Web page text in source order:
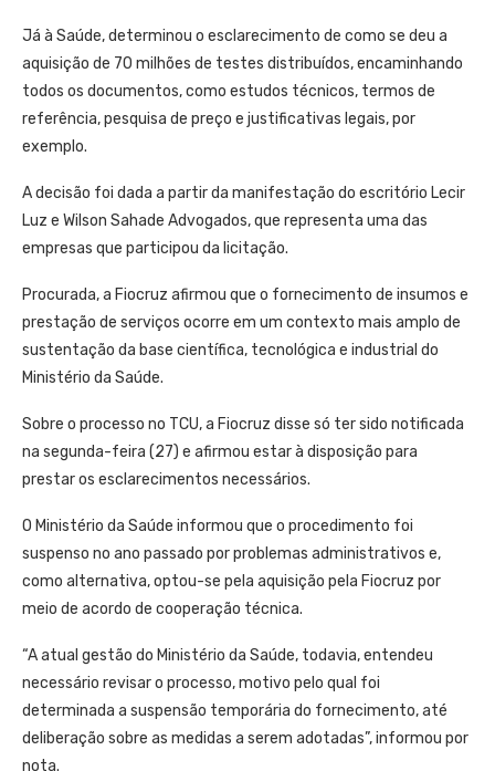
Já à Saúde, determinou o esclarecimento de como se deu a
aquisição de 70 milhões de testes distribuídos, encaminhando
todos os documentos, como estudos técnicos, termos de
referência, pesquisa de preço e justificativas legais, por
exemplo.
A decisão foi dada a partir da manifestação do escritório Lecir
Luz e Wilson Sahade Advogados, que representa uma das
empresas que participou da licitação.
Procurada, a Fiocruz afirmou que o fornecimento de insumos e
prestação de serviços ocorre em um contexto mais amplo de
sustentação da base científica, tecnológica e industrial do
Ministério da Saúde.
Sobre o processo no TCU, a Fiocruz disse só ter sido notificada
na segunda-feira (27) e afirmou estar à disposição para
prestar os esclarecimentos necessários.
O Ministério da Saúde informou que o procedimento foi
suspenso no ano passado por problemas administrativos e,
como alternativa, optou-se pela aquisição pela Fiocruz por
meio de acordo de cooperação técnica.
“A atual gestão do Ministério da Saúde, todavia, entendeu
necessário revisar o processo, motivo pelo qual foi
determinada a suspensão temporária do fornecimento, até
deliberação sobre as medidas a serem adotadas”, informou por
nota.